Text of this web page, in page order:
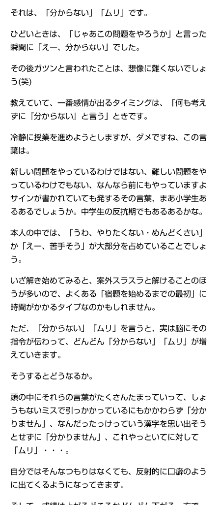
それは、「分からない」「ムリ」です。
ひどいときは、「じゃあこの問題をやろうか」と言った
瞬間に「えー、分からない」でした。
その後ガツンと言われたことは、想像に難くないでしょ
う(笑)
教えていて、一番感情が出るタイミングは、「何も考え
ずに『分からない』と言う」ときです。
冷静に授業を進めようとしますが、ダメですね、この言
葉は。
新しい問題をやっているわけではない、難しい問題をや
っているわけでもない、なんなら前にもやっていますよ
サインが書かれていても発するその言葉、まあ小学生あ
るあるでしょうか。中学生の反抗期でもあるあるかな。
本人の中では、「うわ、やりたくない・めんどくさい」
か「えー、苦手そう」が大部分を占めていることでしょ
う。
いざ解き始めてみると、案外スラスラと解けることのほ
うが多いので、よくある「宿題を始めるまでの最初」に
時間がかかるタイプなのかもしれません。
ただ、「分からない」「ムリ」を言うと、実は脳にその
指令が伝わって、どんどん「分からない」「ムリ」が増
えていきます。
そうするとどうなるか。
頭の中にそれらの言葉がたくさんたまっていって、しょ
うもないミスで引っかかっているにもかかわらず「分か
りません」、なんだったっけっていう漢字を思い出そう
とせずに「分かりません」、これやっといてに対して
「ムリ」・・・。
自分ではそんなつもりはなくても、反射的に口癖のよう
に出てくるようになってきます。